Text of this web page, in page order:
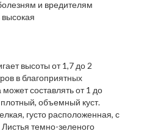
и вредителям
высокая
высоты от 1,7 до 2
в благоприятных
составлять от 1 до
объемный куст.
густо расположенная, с
темно-зеленого